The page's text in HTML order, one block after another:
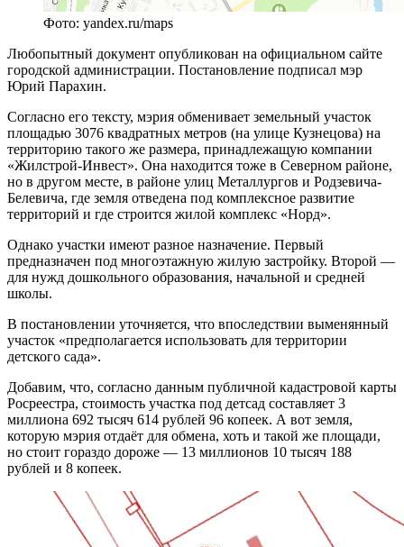
Фото: yandex.ru/maps
Любопытный документ опубликован на официальном сайте
городской администрации. Постановление подписал мэр
Юрий Парахин.
Согласно его тексту, мэрия обменивает земельный участок
площадью 3076 квадратных метров (на улице Кузнецова) на
территорию такого же размера, принадлежащую компании
«Жилстрой-Инвест». Она находится тоже в Северном районе,
но в другом месте, в районе улиц Металлургов и Родзевича-
Белевича, где земля отведена под комплексное развитие
территорий и где строится жилой комплекс «Норд».
Однако участки имеют разное назначение. Первый
предназначен под многоэтажную жилую застройку. Второй —
для нужд дошкольного образования, начальной и средней
школы.
В постановлении уточняется, что впоследствии выменянный
участок «предполагается использовать для территории
детского сада».
Добавим, что, согласно данным публичной кадастровой карты
Росреестра, стоимость участка под детсад составляет 3
миллиона 692 тысяч 614 рублей 96 копеек. А вот земля,
которую мэрия отдаёт для обмена, хоть и такой же площади,
но стоит гораздо дороже — 13 миллионов 10 тысяч 188
рублей и 8 копеек.